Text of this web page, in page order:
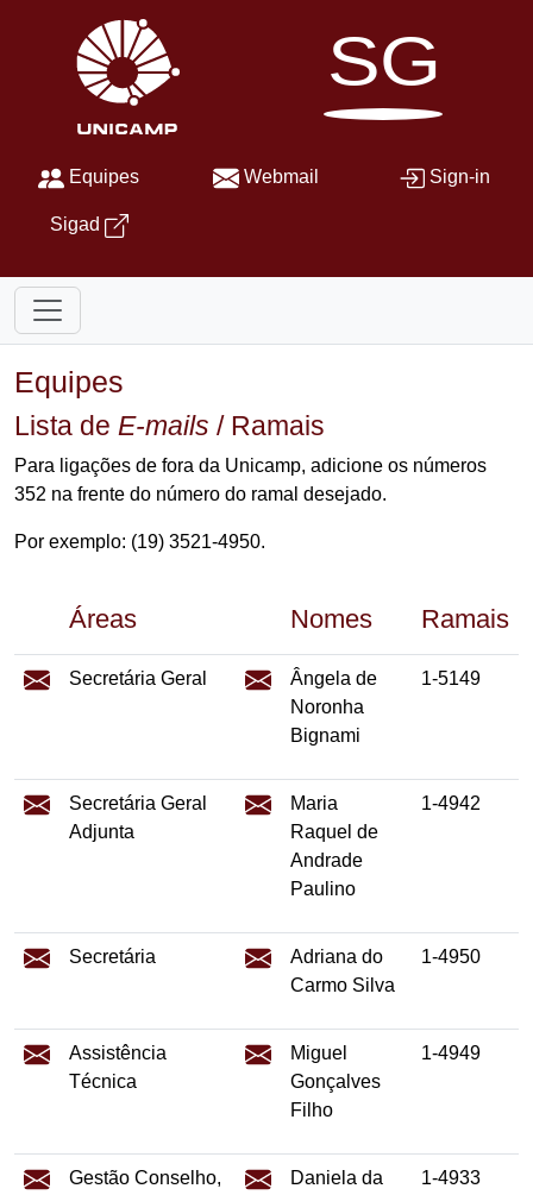
SG
Equipes Webmail Sign-in
Sigad
Equipes
Lista de E-mails / Ramais
Para ligações de fora da Unicamp, adicione os números
352 na frente do número do ramal desejado.
Por exemplo: (19) 3521-4950.
Áreas Nomes Ramais
Secretária Geral
Ângela de
Noronha
Bignami
1-5149
Secretária Geral
Adjunta
Maria
Raquel de
Andrade
Paulino
1-4942
Secretária
Adriana do
Carmo Silva
1-4950
Assistência
Técnica
Miguel
Gonçalves
Filho
1-4949
Gestão Conselho,
Daniela da
1-4933